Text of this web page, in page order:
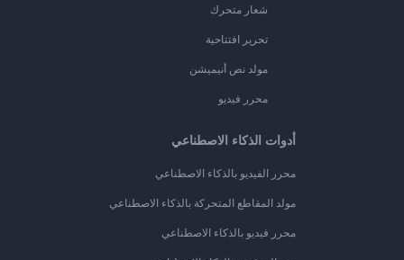
شعار متحرك
تحرير افتتاحية
مولد نص أنيميشن
محرر فيديو
أدوات الذكاء الاصطناعي
محرر الفيديو بالذكاء الاصطناعي
مولد المقاطع المتحركة بالذكاء الاصطناعي
محرر فيديو بالذكاء الاصطناعي